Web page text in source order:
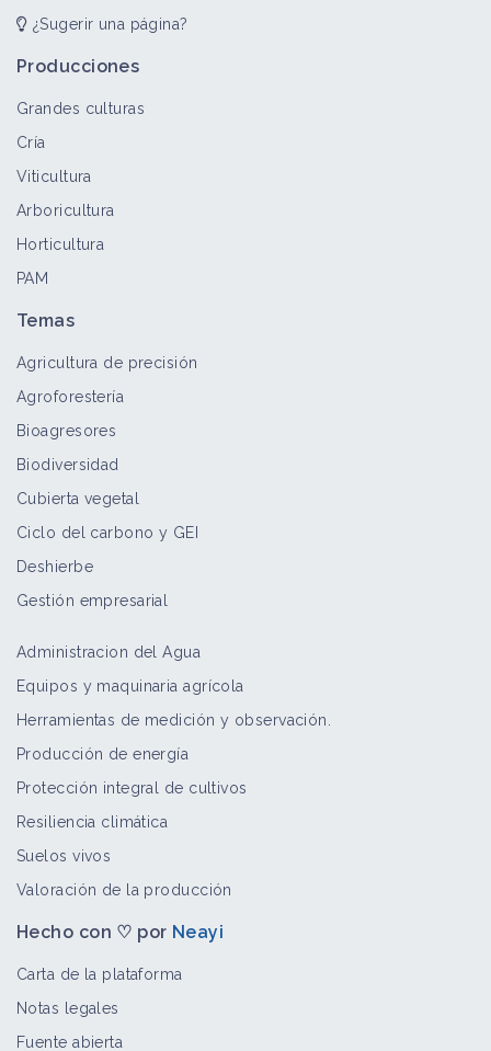
Zea
Tithonia tubaeformis
Mucuna pruriens
¿Sugerir una página?
Producciones
Grandes culturas
Cría
Viticultura
Arboricultura
Horticultura
PAM
Temas
Agricultura de precisión
Agroforestería
Bioagresores
Biodiversidad
Cubierta vegetal
Ciclo del carbono y GEI
Deshierbe
Gestión empresarial
Administracion del Agua
Equipos y maquinaria agrícola
Herramientas de medición y observación.
Producción de energía
Protección integral de cultivos
Resiliencia climática
Suelos vivos
Valoración de la producción
Hecho con ♡ por Neayi
Carta de la plataforma
Notas legales
Fuente abierta